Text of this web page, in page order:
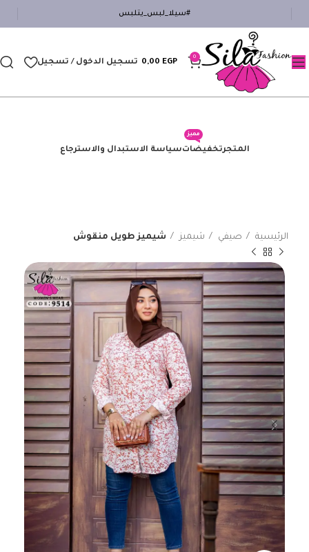
#سيلا_لبس_يتلبس
0
0,00 EGP تسجيل الدخول / تسجيل
المتجرتخفيضات
مميز
سياسة الاستبدال والاسترجاع
الرئيسية صيفي شيميز شيميز طويل منقوش